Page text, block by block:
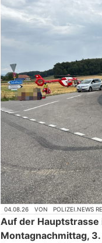
04.08.26 VON POLIZEI.NEWS
Auf der Hauptstrasse
Montagnachmittag,